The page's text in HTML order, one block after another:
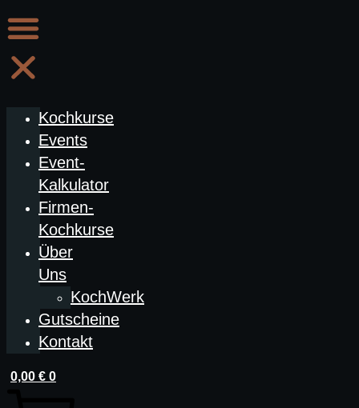
Kochkurse
Events
Event-
Kalkulator
Firmen-
Kochkurse
Über
Uns
KochWerk
Gutscheine
Kontakt
0,00 € 0